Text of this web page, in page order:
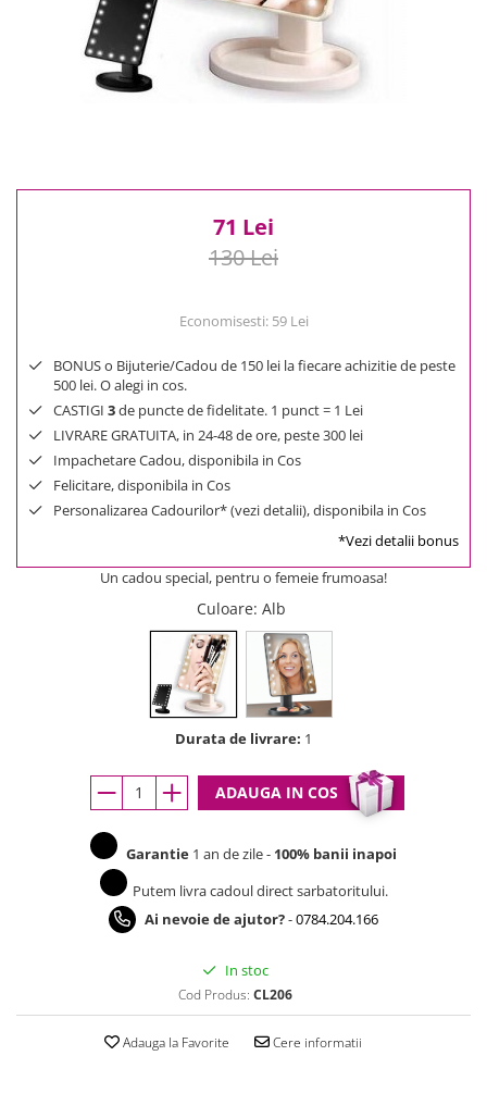
0 Lei - 100 Lei
100 Lei - 200 Lei
1000 Lei +
71 Lei
130 Lei
Economisesti: 59 Lei
BONUS o Bijuterie/Cadou de 150 lei la fiecare achizitie de peste
500 lei. O alegi in cos.
CASTIGI 3de puncte de fidelitate. 1 punct = 1 Lei
LIVRARE GRATUITA, in 24-48 de ore, peste 300 lei
Impachetare Cadou, disponibila in Cos
Felicitare, disponibila in Cos
Personalizarea Cadourilor* (vezi detalii), disponibila in Cos
*Vezi detalii bonus
Un cadou special, pentru o femeie frumoasa!
Culoare: Alb
Durata de livrare: 1
ADAUGA IN COS
Garantie 1 an de zile - 100% banii inapoi
Putem livra cadoul direct sarbatoritului.
Ai nevoie de ajutor?-0784.204.166
In stoc
Cod Produs: CL206
Adauga la Favorite Cere informatii